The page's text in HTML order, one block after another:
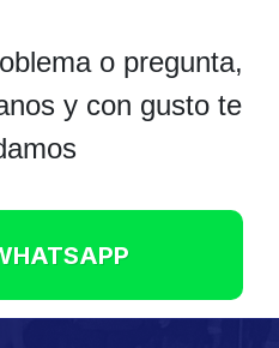
o pregunta,
y con gusto te